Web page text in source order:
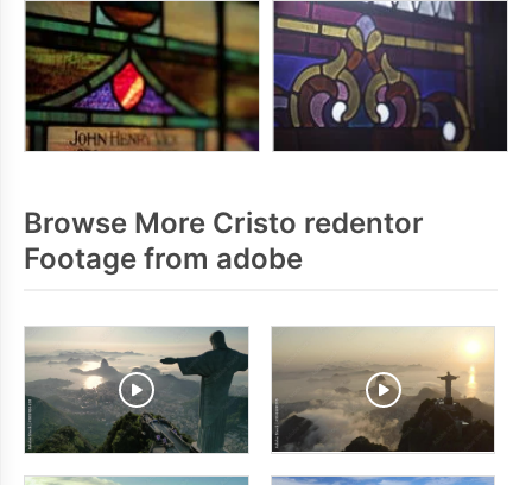
Browse More Cristo redentor
Footage from adobe